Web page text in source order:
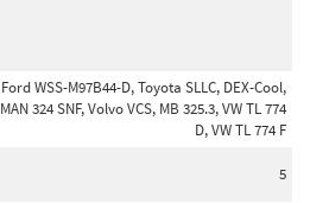
Ford WSS-M97B44-D, Toyota SLLC, DEX-Cool,
MAN 324 SNF, Volvo VCS, MB 325.3, VW TL 774
D, VW TL 774 F
5